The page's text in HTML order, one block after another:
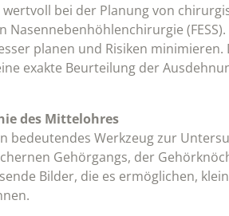
bei der Planung von
Nasennebenhöhlenchirurgie
planen und Risiken minimieren.
exakte Beurteilung der
des Mittelohres
bedeutendes Werkzeug zur
Gehörgangs, der
Bilder, die es ermöglichen,